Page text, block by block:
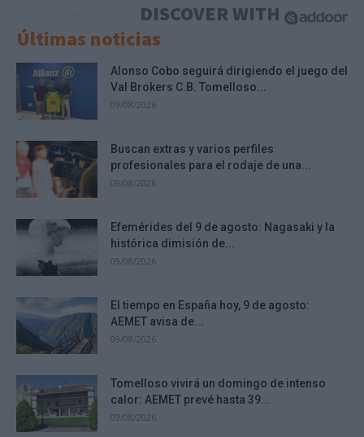
DISCOVER WITH
Últimas noticias
Alonso Cobo seguirá dirigiendo el juego del
Val Brokers C.B. Tomelloso...
09/08/2026
Buscan extras y varios perfiles
profesionales para el rodaje de una...
09/08/2026
Efemérides del 9 de agosto: Nagasaki y la
histórica dimisión de...
09/08/2026
El tiempo en España hoy, 9 de agosto:
AEMET avisa de...
09/08/2026
Tomelloso vivirá un domingo de intenso
calor: AEMET prevé hasta 39...
09/08/2026